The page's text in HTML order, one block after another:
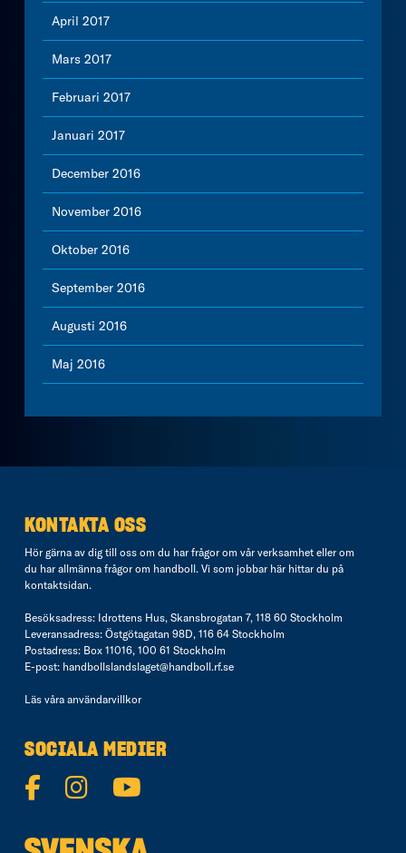
April 2017
Mars 2017
Februari 2017
Januari 2017
December 2016
November 2016
Oktober 2016
September 2016
Augusti 2016
Maj 2016
KONTAKTA OSS
Hör gärna av dig till oss om du har frågor om vår verksamhet eller om
du har allmänna frågor om handboll. Vi som jobbar här hittar du på
kontaktsidan.
Besöksadress: Idrottens Hus, Skansbrogatan 7, 118 60 Stockholm
Leveransadress: Östgötagatan 98D, 116 64 Stockholm
Postadress: Box 11016, 100 61 Stockholm
E-post: handbollslandslaget@handboll.rf.se
Läs våra användarvillkor
SOCIALA MEDIER